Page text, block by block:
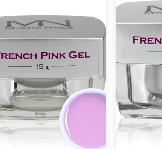
После отверждения
чистой водой без
желтого цвета. Очень
УФ-гели, которые
за 1 минуту. (мин. 36
свет). В CCFL
затвердевает за 20 секунд!
идеально
техников.
эффекта
прочные
ламе он